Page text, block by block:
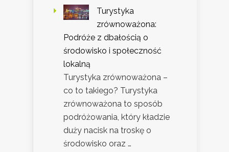
Turystyka
zrównoważona:
Podróże z dbałością o
środowisko i społeczność
lokalną
Turystyka zrównoważona –
co to takiego? Turystyka
zrównoważona to sposób
podróżowania, który kładzie
duży nacisk na troskę o
środowisko oraz …